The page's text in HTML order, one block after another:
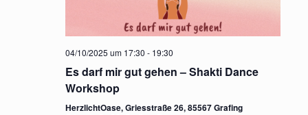
04/10/2025 um 17:30 - 19:30
Es darf mir gut gehen – Shakti Dance
Workshop
HerzlichtOase, Griesstraße 26, 85567 Grafing